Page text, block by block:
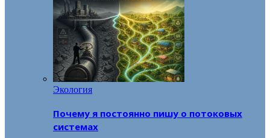
Экология
Почему я постоянно пишу о потоковых
системах